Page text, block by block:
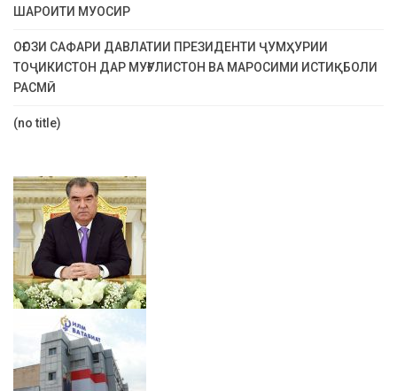
ШАРОИТИ МУОСИР
ОҒОЗИ САФАРИ ДАВЛАТИИ ПРЕЗИДЕНТИ ҶУМҲУРИИ
ТОҶИКИСТОН ДАР МУҒУЛИСТОН ВА МАРОСИМИ ИСТИҚБОЛИ
РАСМӢ
(no title)